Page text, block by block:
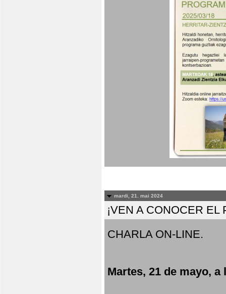
mardi, 21. mai 2024
¡VEN A CONOCER
CHARLA ON-LINE.
Martes, 21 de mayo, a